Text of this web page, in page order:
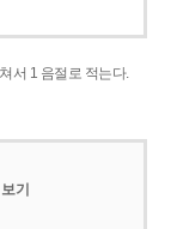
서 1 음절로 적는다.
보기